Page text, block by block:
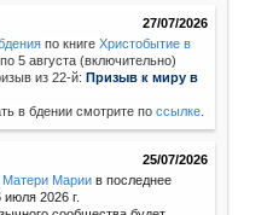
27/07/2026
по книгеХристобытие в
5 августа (включительно)
из 22-й:Призыв к миру в
в бдении смотрите поссылке
25/07/2026
Матери Марии в последнее
2026 г.